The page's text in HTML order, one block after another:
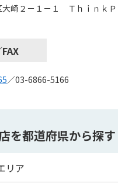
大崎２－１－１ Ｔｈｉｎｋ
／03-6866-5166
を都道府県から探す
リア